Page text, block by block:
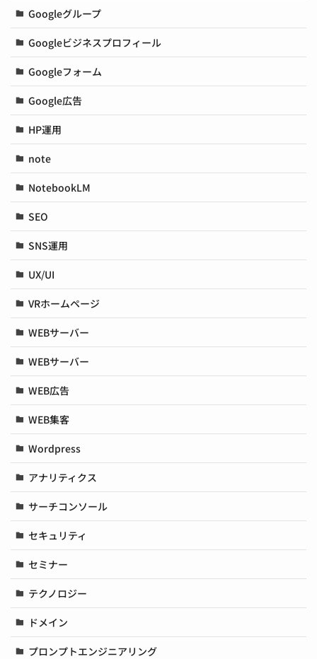
Googleグループ
Googleビジネスプロフィール
Googleフォーム
Google広告
HP運用
note
NotebookLM
SEO
SNS運用
UX/UI
VRホームページ
WEBサーバー
WEBサーバー
WEB広告
WEB集客
Wordpress
アナリティクス
サーチコンソール
セキュリティ
セミナー
テクノロジー
ドメイン
プロンプトエンジニアリング